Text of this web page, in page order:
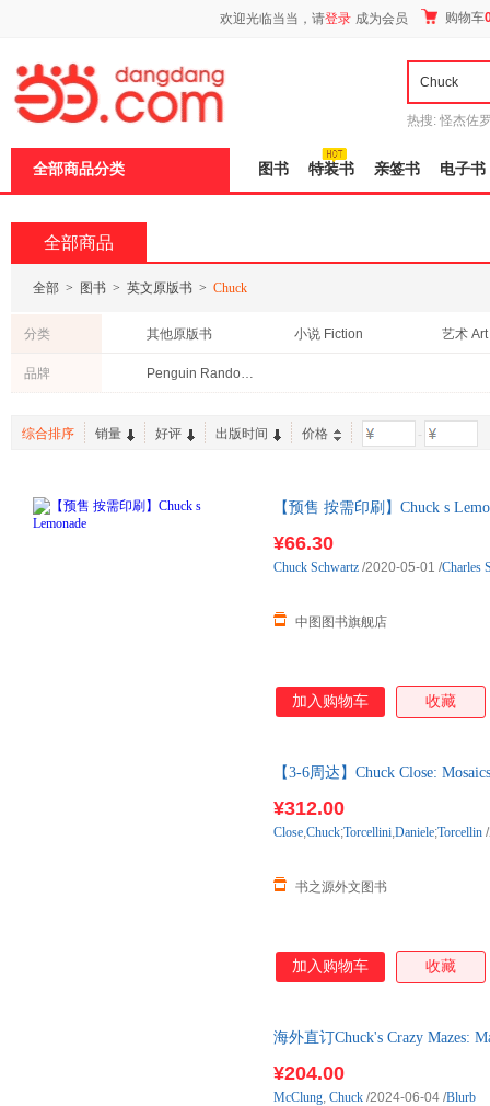
欢迎光临当当，请登录 成为会员 购物车
热搜: 怪杰佐
全部商品分类 图书 特装书 亲签书 电子书
全部商品
全部 > 图书 > 英文原版书 > Chuck
分类 其他原版书 小说 Fiction
艺术 Art
旅游与地理 Travel Guide
医学 Medicine 摄影
品牌 Penguin Random House
综合排序 销量 好评 出版时间 价格 -
【预售 按需印刷】Chuck s
¥66.30
中图图书旗舰店
Chuck Schwartz /2020-05-01 /Charles
加入购物车 收藏
【3-6周达】Chuck Close:
¥312.00
书之源外文图书
Close,Chuck;Torcellini,Daniele;Torcellin
加入购物车 收藏
海外直订Chuck's Crazy Mazes:
¥204.00
McClung, Chuck /2024-06-04 /Blurb
页
加